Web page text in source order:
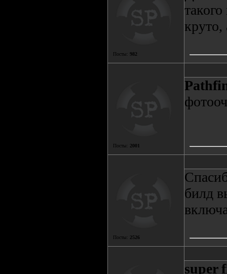
Посты: 982
Посты: 2001
Посты: 2526
билд
super